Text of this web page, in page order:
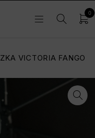
0
VICTORIA FANGO